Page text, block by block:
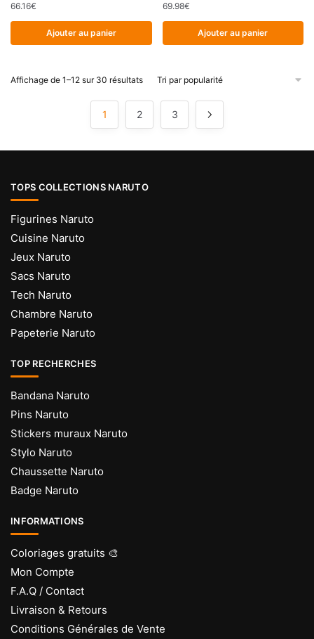
66.16€
Ajouter au panier
69.98€
Ajouter au panier
Affichage de 1–12 sur 30 résultatsTrié
1 2 3
TOPS COLLECTIONS NARUTO
Figurines Naruto
Cuisine Naruto
Jeux Naruto
Sacs Naruto
Tech Naruto
Chambre Naruto
Papeterie Naruto
TOP RECHERCHES
Bandana Naruto
Pins Naruto
Stickers muraux Naruto
Stylo Naruto
Chaussette Naruto
Badge Naruto
INFORMATIONS
Coloriages gratuits 🎨
Mon Compte
F.A.Q / Contact
Livraison & Retours
Conditions Générales de Vente